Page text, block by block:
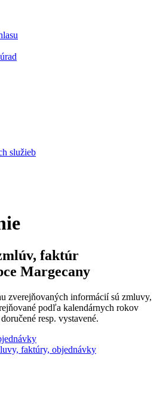
služieb
faktúr
Margecany
zverejňovaných informácií sú zmluvy,
podľa kalendárnych rokov
resp. vystavené.
faktúry, objednávky